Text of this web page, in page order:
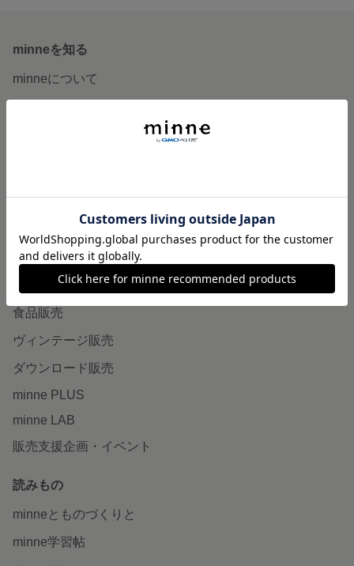
minneを知る
minneについて
作品販売について
minneで売りたい
食品販売
ヴィンテージ販売
ダウンロード販売
minne PLUS
minne LAB
販売支援企画・イベント
読みもの
minneとものづくりと
minne学習帖